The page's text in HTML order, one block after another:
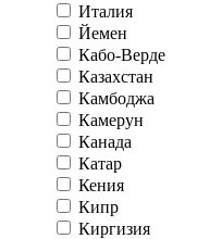
Италия
Йемен
Кабо-Верде
Казахстан
Камбоджа
Камерун
Канада
Катар
Кения
Кипр
Киргизия